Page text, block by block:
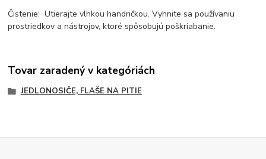
Čistenie: Utierajte vlhkou handričkou. Vyhnite sa používaniu
prostriedkov a nástrojov, ktoré spôsobujú poškriabanie.
Tovar zaradený v kategóriách
JEDLONOSIČE, FLAŠE NA PITIE